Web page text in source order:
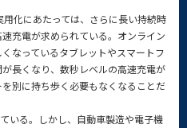
化にあたっては、さらに長い持続時
充電が求められている。オンライン
なっているタブレットやスマートフ
長くなり、数秒レベルの高速充電が
別に持ち歩く必要もなくなることだ
いる。しかし、自動車製造や電子機